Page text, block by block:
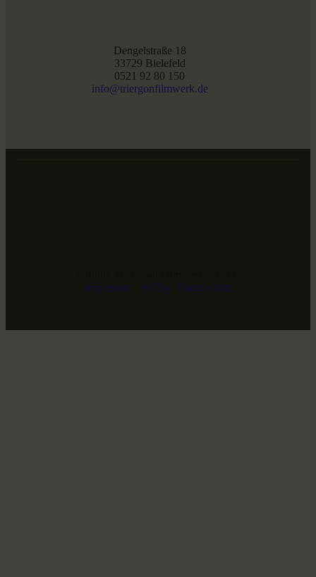
Dengelstraße 18
33729 Bielefeld
0521 92 80 150
info@triergonfilmwerk.de
Impressum
AGBs | Datenschutz